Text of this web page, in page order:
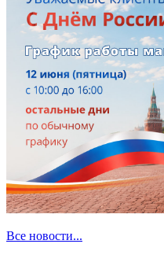
Все новости...